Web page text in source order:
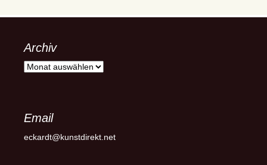
Archiv
Archiv
Email
eckardt@kunstdirekt.net